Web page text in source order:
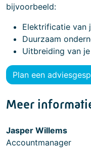
bijvoorbeeld:
Elektrificatie van
Duurzaam
Uitbreiding van
Plan een
Meer
Jasper Willems
Accountmanager